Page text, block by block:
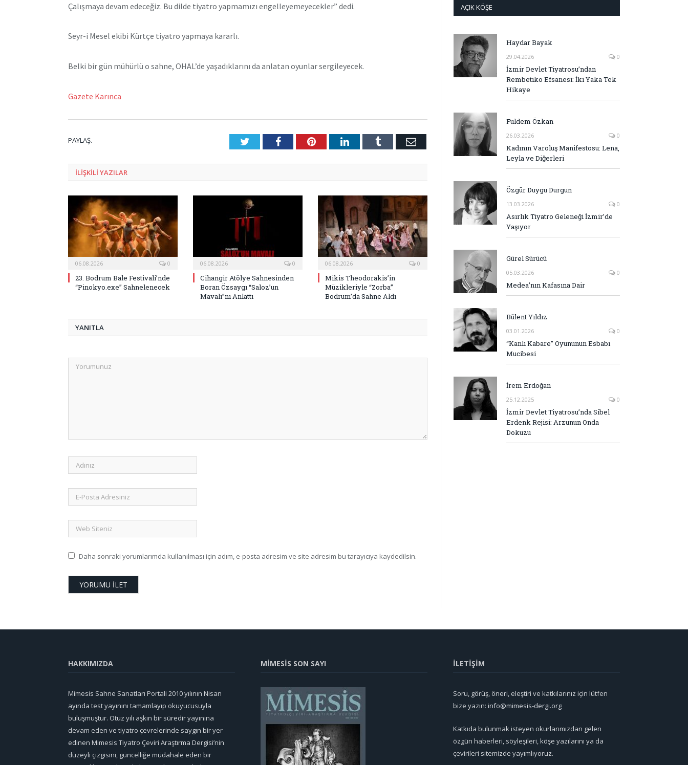
Çalışmaya devam edeceğiz. Bu dilde tiyatro yapmamızı engelleyemeyecekler” dedi.
Seyr-i Mesel ekibi Kürtçe tiyatro yapmaya kararlı.
Belki bir gün mühürlü o sahne, OHAL’de yaşadıklarını da anlatan oyunlar sergileyecek.
Gazete Karınca
PAYLAŞ. TwitterFacebookPinterestLinkedInTumblr E-
ILIŞKILI YAZILAR
06.08.2026 0
23. Bodrum Bale Festivali’nde
“Pinokyo.exe” Sahnelenecek
06.08.2026 0
Cihangir Atölye Sahnesinden
Boran Özsaygı “Saloz’un
Mavalı”nı Anlattı
06.08.2026 0
Mikis Theodorakis’in
Müzikleriyle “Zorba”
Bodrum’da Sahne Aldı
YANITLA
Daha sonraki yorumlarımda kullanılması için adım, e-posta adresim ve site adresim bu tarayıcıya kaydedilsin.
AÇIK KÖŞE
Haydar Bayak
29.04.2026 0
İzmir Devlet Tiyatrosu’ndan
Rembetiko Efsanesi: İki Yaka Tek
Hikaye
Fuldem Özkan
26.03.2026 0
Kadının Varoluş Manifestosu: Lena,
Leyla ve Diğerleri
Özgür Duygu Durgun
13.03.2026 0
Asırlık Tiyatro Geleneği İzmir’de
Yaşıyor
Gürel Sürücü
05.03.2026 0
Medea’nın Kafasına Dair
Bülent Yıldız
03.01.2026 0
“Kanlı Kabare” Oyununun Esbabı
Mucibesi
İrem Erdoğan
25.12.2025 0
İzmir Devlet Tiyatrosu’nda Sibel
Erdenk Rejisi: Arzunun Onda
Dokuzu
HAKKIMIZDA
Mimesis Sahne Sanatları Portali 2010 yılının Nisan
ayında test yayınını tamamlayıp okuyucusuyla
buluşmuştur. Otuz yılı aşkın bir süredir yayınına
devam eden ve tiyatro çevrelerinde saygın bir yer
edinen Mimesis Tiyatro Çeviri Araştırma Dergisi’nin
düzeyli çizgisini, güncelliğe müdahale eden bir
MİMESİS SON SAYI İLETİŞİM
Soru, görüş, öneri, eleştiri ve katkılarınız için lütfen
bize yazın: info@mimesis-dergi.org
Katkıda bulunmak isteyen okurlarımızdan gelen
özgün haberleri, söyleşileri, köşe yazılarını ya da
çevirileri sitemizde yayımlıyoruz.